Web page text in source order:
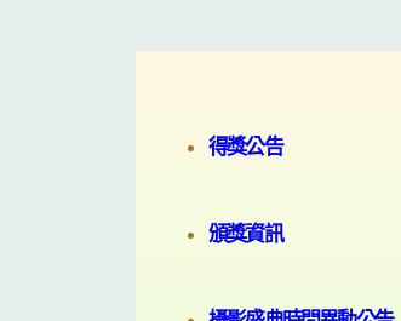
得獎公告
頒獎資訊